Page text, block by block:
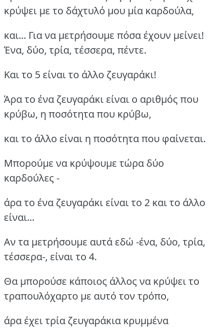
κρύψει με το δάχτυλό μου μία καρδούλα,
και... Για να μετρήσουμε πόσα έχουν μείνει!
Ένα, δύο, τρία, τέσσερα, πέντε.
Και το 5 είναι το άλλο ζευγαράκι!
Άρα το ένα ζευγαράκι είναι ο αριθμός που
κρύβω, η ποσότητα που κρύβω,
και το άλλο είναι η ποσότητα που φαίνεται.
Μπορούμε να κρύψουμε τώρα δύο
καρδούλες -
άρα το ένα ζευγαράκι είναι το 2 και το άλλο
είναι...
Αν τα μετρήσουμε αυτά εδώ -ένα, δύο, τρία,
τέσσερα-, είναι το 4.
Θα μπορούσε κάποιος άλλος να κρύψει το
τραπουλόχαρτο με αυτό τον τρόπο,
άρα έχει τρία ζευγαράκια κρυμμένα